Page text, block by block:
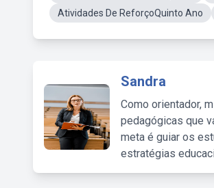
Atividades De ReforçoQuinto Ano
Sandra
Como orientador,
pedagógicas que
meta é guiar os
estratégias